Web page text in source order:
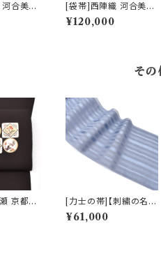
合美術
り 能寿
絹 日
[袋帯]西陣織 河合美術
織物 謹製 唐織り 能寿
七宝菱松文(銀ベース)
七五三 入学 卒業 初釜
¥120,000
そ
京都老
加工染
日本製
[力士の帯]【刺繍の名入
れオプション有】博多帯
(夏用) 黒木織物 謹製
¥61,000